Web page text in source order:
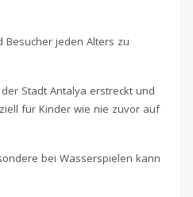
Besucher jeden Alters zu
Stadt Antalya erstreckt und
für Kinder wie nie zuvor auf
bei Wasserspielen kann